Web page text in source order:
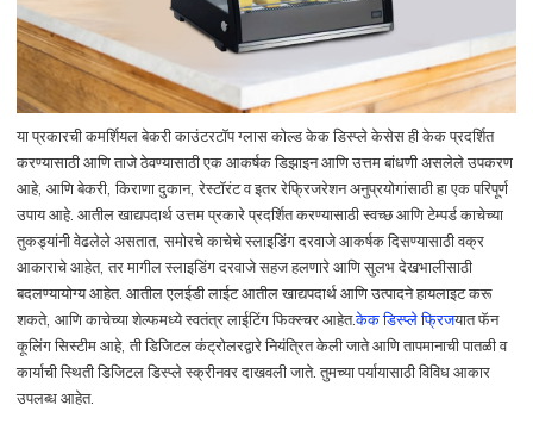
या प्रकारची कमर्शियल बेकरी काउंटरटॉप ग्लास कोल्ड केक डिस्प्ले केसेस ही केक प्रदर्शित
करण्यासाठी आणि ताजे ठेवण्यासाठी एक आकर्षक डिझाइन आणि उत्तम बांधणी असलेले उपकरण
आहे, आणि बेकरी, किराणा दुकान, रेस्टॉरंट व इतर रेफ्रिजरेशन अनुप्रयोगांसाठी हा एक परिपूर्ण
उपाय आहे. आतील खाद्यपदार्थ उत्तम प्रकारे प्रदर्शित करण्यासाठी स्वच्छ आणि टेम्पर्ड काचेच्या
तुकड्यांनी वेढलेले असतात, समोरचे काचेचे स्लाइडिंग दरवाजे आकर्षक दिसण्यासाठी वक्र
आकाराचे आहेत, तर मागील स्लाइडिंग दरवाजे सहज हलणारे आणि सुलभ देखभालीसाठी
बदलण्यायोग्य आहेत. आतील एलईडी लाईट आतील खाद्यपदार्थ आणि उत्पादने हायलाइट करू
शकते, आणि काचेच्या शेल्फमध्ये स्वतंत्र लाईटिंग फिक्स्चर आहेत.केक डिस्प्ले फ्रिजयात फॅन
कूलिंग सिस्टीम आहे, ती डिजिटल कंट्रोलरद्वारे नियंत्रित केली जाते आणि तापमानाची पातळी व
कार्याची स्थिती डिजिटल डिस्प्ले स्क्रीनवर दाखवली जाते. तुमच्या पर्यायासाठी विविध आकार
उपलब्ध आहेत.